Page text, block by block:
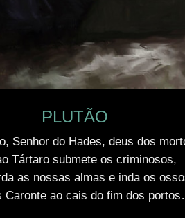
PLUTÃO
Senhor do Hades, deus dos
Tártaro submete os criminosos,
as nossas almas e inda os
Caronte ao cais do fim dos